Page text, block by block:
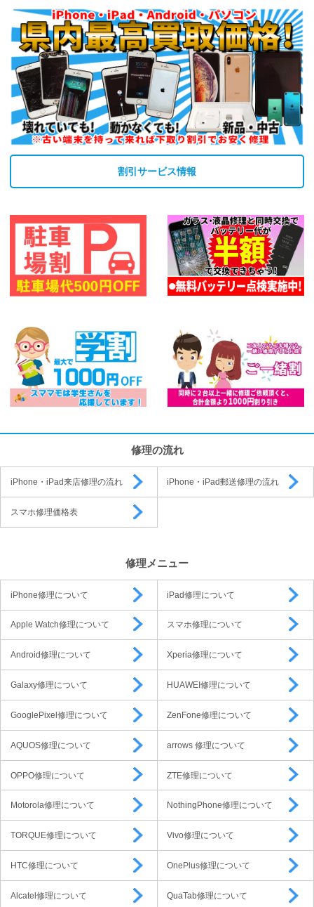
割引サービス情報
修理の流れ
iPhone・iPad来店修理の流れ iPhone・iPad郵送修理の流れ
スマホ修理価格表
修理メニュー
iPhone修理について iPad修理について
Apple Watch修理について スマホ修理について
Android修理について Xperia修理について
Galaxy修理について HUAWEI修理について
GooglePixel修理について ZenFone修理について
AQUOS修理について arrows 修理について
OPPO修理について ZTE修理について
Motorola修理について NothingPhone修理について
TORQUE修理について Vivo修理について
HTC修理について OnePlus修理について
Alcatel修理について QuaTab修理について